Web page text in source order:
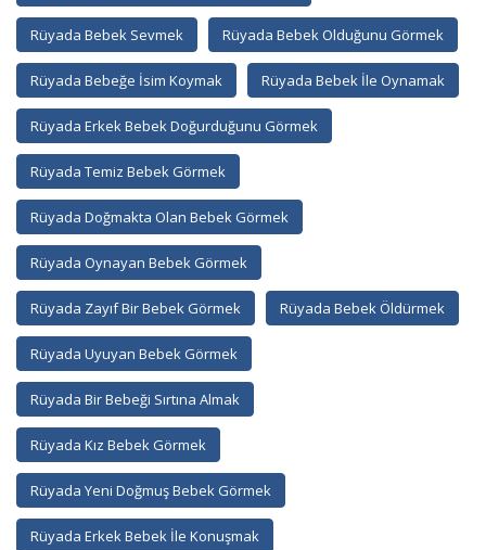
Rüyada Bebek Sevmek Rüyada Bebek Olduğunu Görmek
Rüyada Bebeğe İsim Koymak Rüyada Bebek İle Oynamak
Rüyada Erkek Bebek Doğurduğunu Görmek
Rüyada Temiz Bebek Görmek
Rüyada Doğmakta Olan Bebek Görmek
Rüyada Oynayan Bebek Görmek
Rüyada Zayıf Bir Bebek Görmek Rüyada Bebek Öldürmek
Rüyada Uyuyan Bebek Görmek
Rüyada Bir Bebeği Sırtına Almak
Rüyada Kız Bebek Görmek
Rüyada Yeni Doğmuş Bebek Görmek
Rüyada Erkek Bebek İle Konuşmak